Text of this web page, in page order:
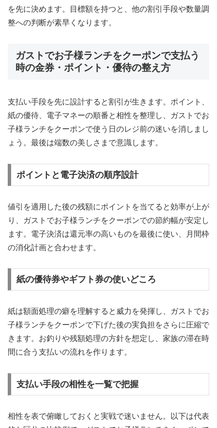
を先に決めます。目標額を持つと、他の割引手段や数量調
整への判断が素早くなります。
ガストでお子様ランチをクーポンで支払う
時の金券・ポイント・優待の整え方
支払い手段を先に設計すると割引が生きます。ポイント、
紙の優待、電子マネーの順番と相性を整理し、ガストでお
子様ランチをクーポンで使う日のレジ前の迷いを消しまし
ょう。最後は端数の美しさまで意識します。
ポイントと電子決済の順序設計
値引を適用した後の残額にポイントを当てると効率が上が
り、ガストでお子様ランチをクーポンでの節約幅が安定し
ます。電子決済は還元率の高いものを最後に使い、月間枠
の消化計画と合わせます。
紙の優待券やギフト券の使いどころ
紙は額面処理の癖を理解すると威力を発揮し、ガストでお
子様ランチをクーポンで下げた後の実負担をさらに圧縮で
きます。お釣りや残額処理の方針を想定し、家族の滞在時
間に合う支払いの流れを作ります。
支払い手段の相性を一覧で把握
相性を表で俯瞰しておくと実戦で迷いません。以下は代表